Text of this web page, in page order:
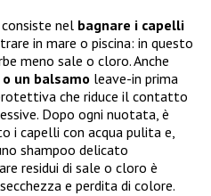
nel bagnare i capelli
in mare o piscina: in questo
meno sale o cloro. Anche
un balsamo leave-in prima
che riduce il contatto
Dopo ogni nuotata, è
i capelli con acqua pulita e,
shampoo delicato
residui di sale o cloro è
e perdita di colore.